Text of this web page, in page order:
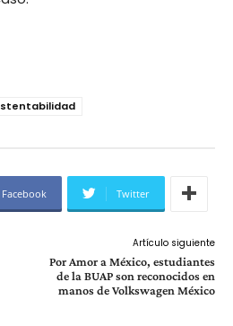
Facebook Twitter
Artículo siguiente
Por Amor a México, estudiantes
de la BUAP son reconocidos en
manos de Volkswagen México